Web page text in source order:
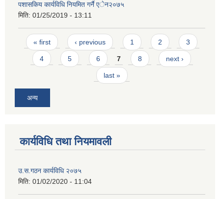
पशासकिय कार्यविधि नियमित गर्नै एेन२०७५
मिति: 01/25/2019 - 13:11
Pages
« first ‹ previous 1 2 3
4 5 6 7 8 next ›
last »
अन्य
कार्यविधि तथा नियमावली
उ.स.गठन कार्यविधि २०७५
मिति: 01/02/2020 - 11:04